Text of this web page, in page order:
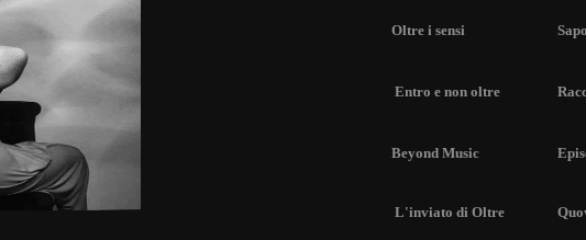
Oltre i sensi
Entro e non oltre
Beyond Music
L'inviato di Oltre